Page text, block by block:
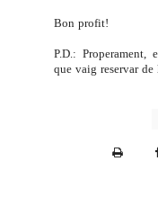
Bon profit!
P.D.: Properament,
que vaig reservar